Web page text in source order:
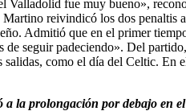
Valladolid fue muy bueno»,
Martino reivindicó los dos penaltis
Admitió que en el primer
de seguir padeciendo». Del
salidas, como el día del Celtic.
la prolongación por debajo en